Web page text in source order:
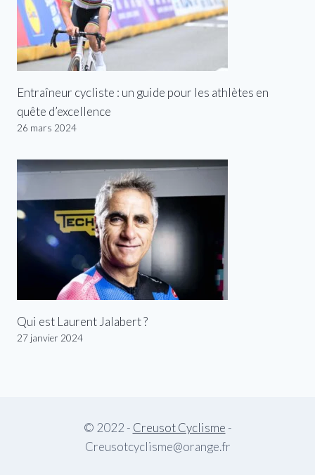
Entraîneur cycliste : un guide pour les athlètes en
quête d’excellence
26 mars 2024
Qui est Laurent Jalabert ?
27 janvier 2024
© 2022 - Creusot Cyclisme -
Creusotcyclisme@orange.fr